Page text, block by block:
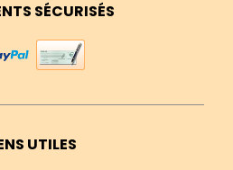
SÉCURISÉS
UTILES